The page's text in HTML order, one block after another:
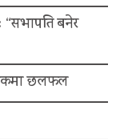
“सभापति बनेर
छलफल